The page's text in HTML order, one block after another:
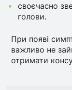
своєчасно
голови.
При появі
важливо не
отримати